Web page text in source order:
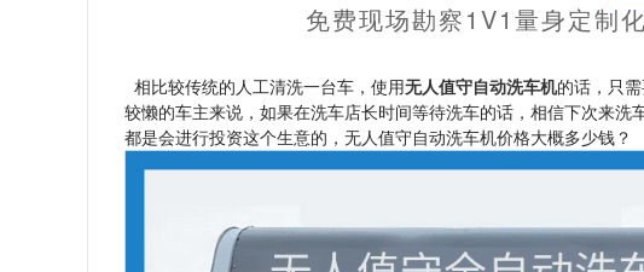
免费现场勘察1V1量身定制
相比较传统的人工清洗一台车，使用无人值守自动洗车机的话，只
较懒的车主来说，如果在洗车店长时间等待洗车的话，相信下次来
都是会进行投资这个生意的，无人值守自动洗车机价格大概多少钱？